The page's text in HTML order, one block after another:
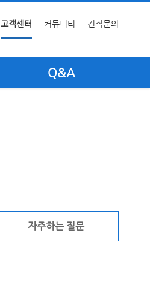
고객센터 커뮤니티 견적문의
Q&A
자주하는 질문